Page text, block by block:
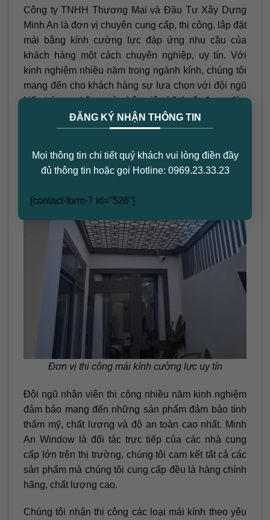
ĐĂNG KÝ NHẬN THÔNG TIN
Mọi thông tin chi tiết quý khách vui lòng điền đầy
đủ thông tin hoặc gọi Hotline: 0969.23.33.23
[contact-form-7 id="526"]
Công ty TNHH Thương Mại và Đầu Tư Xây Dựng
Minh An là đơn vị chuyên cung cấp, thi công, lắp đặt
mái bằng kính cường lực đáp ứng nhu cầu của
khách hàng một cách chuyên nghiệp, uy tín. Với
kinh nghiệm nhiều năm trong ngành kính, chúng tôi
mang đến cho khách hàng sự lựa chọn với đội ngũ
kiến trúc sư, kỹ sư và nhân viên kỹ thuật được đào
tạo bài bản và giàu kinh nghiệm.
Đơn vị thi công mái kính cường lực uy tín
Đội ngũ nhân viên thi công nhiều năm kinh nghiệm
đảm bảo mang đến những sản phẩm đảm bảo tính
thẩm mỹ, chất lượng và độ an toàn cao nhất. Minh
An Window là đối tác trực tiếp của các nhà cung
cấp lớn trên thị trường, chúng tôi cam kết tất cả các
sản phẩm mà chúng tôi cung cấp đều là hàng chính
hãng, chất lượng cao.
Chúng tôi nhận thi công các loại mái kính theo yêu